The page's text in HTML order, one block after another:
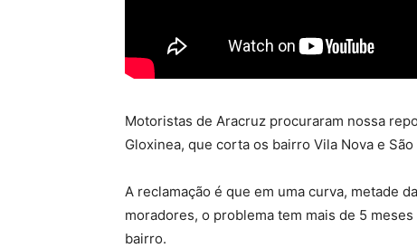
Motoristas de Aracruz procuraram nossa
Gloxinea, que corta os bairro Vila Nova e São
A reclamação é que em uma curva, metade
moradores, o problema tem mais de 5
bairro.